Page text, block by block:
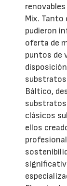
Mix.
pudieron
oferta de
puntos de
substratos
Báltico,
clásicos
ellos